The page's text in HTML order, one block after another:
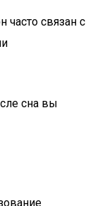
часто связан с
сна вы